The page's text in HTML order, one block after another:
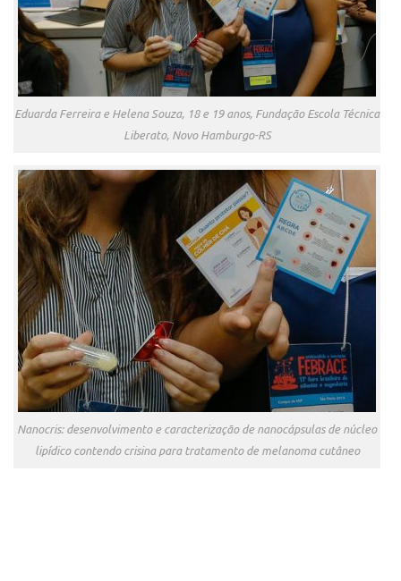
Eduarda Ferreira e Helena Souza, 18 e 19 anos, Fundação Escola Técnica
Liberato, Novo Hamburgo-RS
Nanocris: desenvolvimento e caracterização de nanocápsulas de núcleo
lipídico contendo crisina para tratamento de melanoma cutâneo